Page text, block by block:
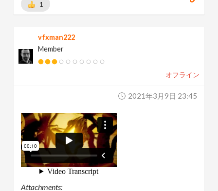
1
vfxman222
Member
オフライン
2021年3月9日 23:45
Attachments: